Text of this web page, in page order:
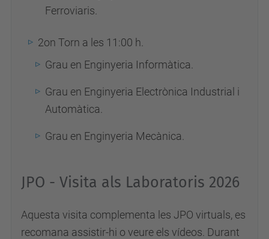
Ferroviaris.
2on Torn a les 11:00 h.
Grau en Enginyeria Informàtica.
Grau en Enginyeria Electrònica Industrial i
Automàtica.
Grau en Enginyeria Mecànica.
JPO - Visita als Laboratoris 2026
Aquesta visita complementa les JPO virtuals, es
recomana assistir-hi o veure els vídeos. Durant